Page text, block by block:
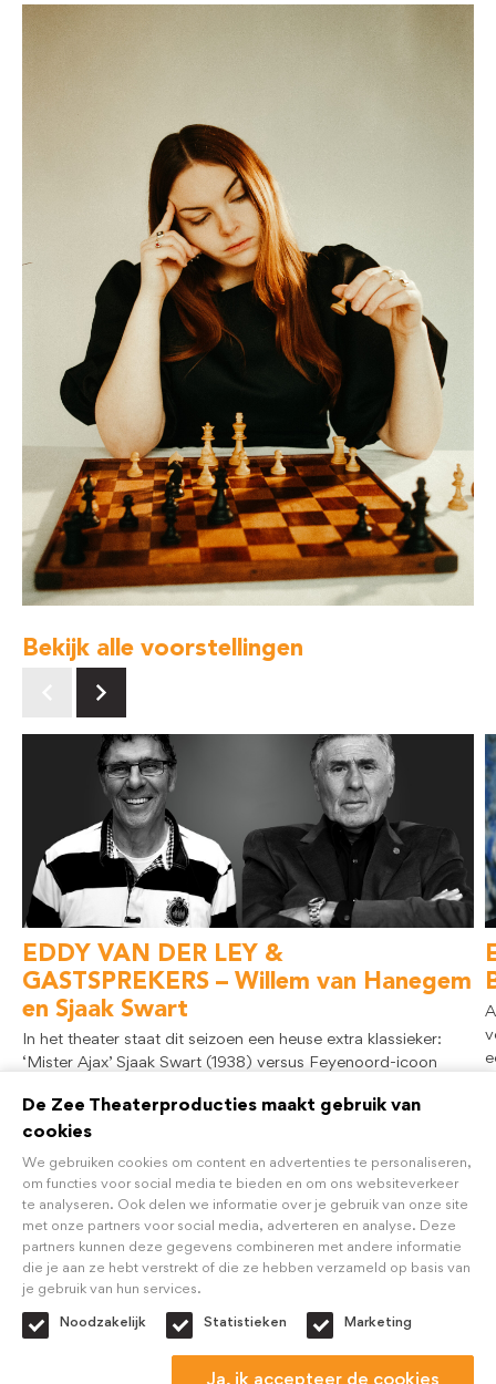
De Zee Theaterproducties maakt gebruik van
cookies
We gebruiken cookies om content en advertenties te personaliseren,
om functies voor social media te bieden en om ons websiteverkeer
te analyseren. Ook delen we informatie over je gebruik van onze site
met onze partners voor social media, adverteren en analyse. Deze
partners kunnen deze gegevens combineren met andere informatie
die je aan ze hebt verstrekt of die ze hebben verzameld op basis van
je gebruik van hun services.
Noodzakelijk Statistieken Marketing
Ja, ik accepteer de cookies
Bekijk alle voorstellingen
EDDY VAN DER LEY &
GASTSPREKERS – Willem van Hanegem
en Sjaak Swart
In het theater staat dit seizoen een heuse extra klassieker:
‘Mister Ajax’ Sjaak Swart (1938) versus Feyenoord-icoon
een beetje kent, weet dat er op het theaterpodium meer
vuurwerk te verwachten valt dan bij een gemiddelde
klassieker op het veld”, belooft initiator en interviewer Eddy
van der Ley. Hij neemt ‘Sjakie’ Swart en ‘De Kromme’ mede
aan de hand van unieke (wedstrijd)beelden mee op een
avontuurlijke reis door hun rijke voetballevens, met veel
aandacht voor hun onderlinge ontmoetingen en voor de
Europese successen van Ajax en Feyenoord.
Bekijk